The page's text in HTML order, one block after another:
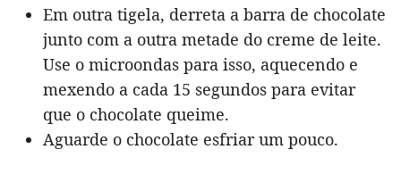
Em outra tigela, derreta a barra de chocolate
junto com a outra metade do creme de leite.
Use o microondas para isso, aquecendo e
mexendo a cada 15 segundos para evitar
que o chocolate queime.
Aguarde o chocolate esfriar um pouco.